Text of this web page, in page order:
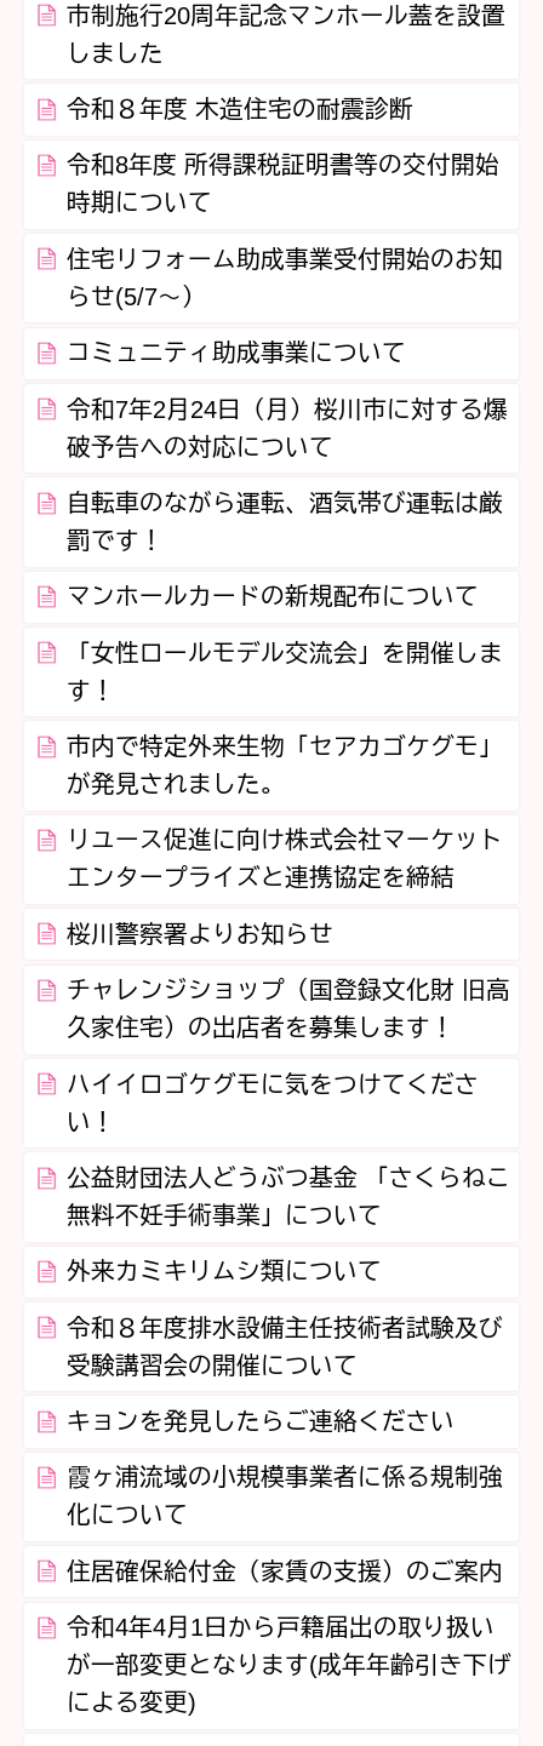
市制施行20周年記念マンホール蓋を設置
しました
令和８年度 木造住宅の耐震診断
令和8年度 所得課税証明書等の交付開始
時期について
住宅リフォーム助成事業受付開始のお知
らせ(5/7～）
コミュニティ助成事業について
令和7年2月24日（月）桜川市に対する爆
破予告への対応について
自転車のながら運転、酒気帯び運転は厳
罰です！
マンホールカードの新規配布について
「女性ロールモデル交流会」を開催しま
す！
市内で特定外来生物「セアカゴケグモ」
が発見されました。
リユース促進に向け株式会社マーケット
エンタープライズと連携協定を締結
桜川警察署よりお知らせ
チャレンジショップ（国登録文化財 旧高
久家住宅）の出店者を募集します！
ハイイロゴケグモに気をつけてくださ
い！
公益財団法人どうぶつ基金 「さくらねこ
無料不妊手術事業」について
外来カミキリムシ類について
令和８年度排水設備主任技術者試験及び
受験講習会の開催について
キョンを発見したらご連絡ください
霞ヶ浦流域の小規模事業者に係る規制強
化について
住居確保給付金（家賃の支援）のご案内
令和4年4月1日から戸籍届出の取り扱い
が一部変更となります(成年年齢引き下げ
による変更)